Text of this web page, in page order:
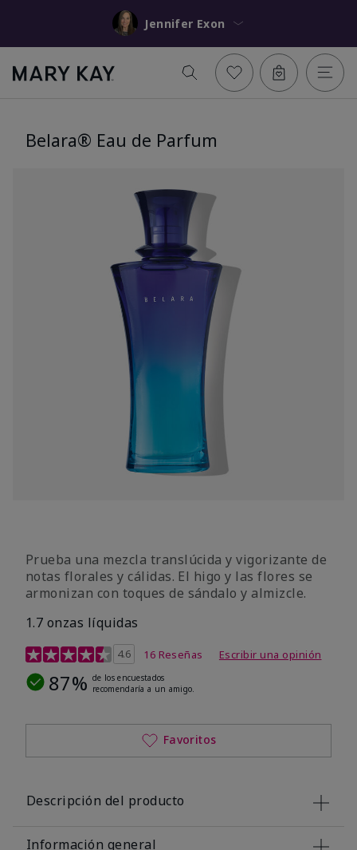
Jennifer Exon
Belara® Eau de Parfum
Prueba una mezcla translúcida y vigorizante de
notas florales y cálidas. El higo y las flores se
armonizan con toques de sándalo y almizcle.
1.7 onzas líquidas
Calificación de clientes de 4,5 de 5
4.6 16 Reseñas Escribir una opinión
87% de los encuestados
recomendaría a un amigo.
Favoritos
Descripción del producto
Información general